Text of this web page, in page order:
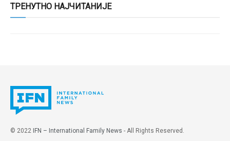
ТРЕНУТНО НАЈЧИТАНИЈЕ
© 2022 IFN – International Family News - All Rights Reserved.